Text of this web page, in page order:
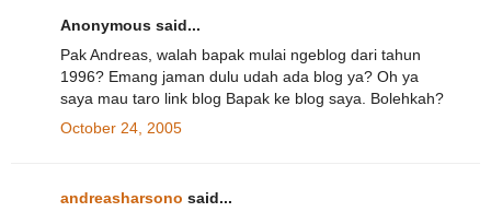
Anonymous said...
Pak Andreas, walah bapak mulai ngeblog dari tahun
1996? Emang jaman dulu udah ada blog ya? Oh ya
saya mau taro link blog Bapak ke blog saya. Bolehkah?
October 24, 2005
andreasharsono said...